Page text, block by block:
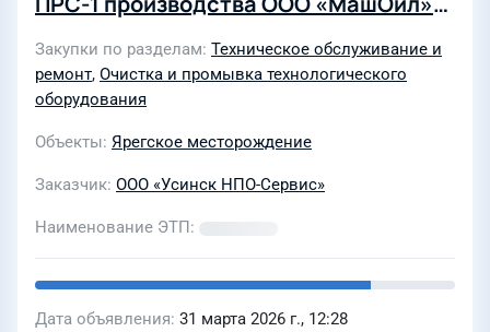
на объектах НШПП «Яреганефть» ООО
«ЛУКОЙЛ-ПЕРМЬ» в 2026 году
Закупки по разделам Техническое обслуживание и
ремонт, Очистка и промывка технологического
оборудования
Объекты Ярегское месторождение
Заказчик ООО «Усинск НПО-Сервис»
Наименование ЭТП
Дата объявления 31 марта 2026 г., 12:28